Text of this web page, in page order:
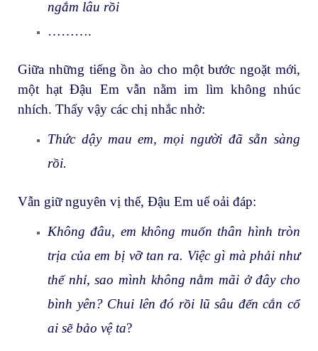
ngắm lâu rồi
……….
Giữa những tiếng ồn ào cho một bước ngoặt mới,
một hạt Đậu Em vẫn nằm im lìm không nhúc
nhích. Thấy vậy các chị nhắc nhở:
Thức dậy mau em, mọi người đã sẵn sàng
rồi.
Vẫn giữ nguyên vị thế, Đậu Em uể oải đáp:
Không đâu, em không muốn thân hình tròn
trịa của em bị vỡ tan ra. Việc gì mà phải như
thế nhỉ, sao mình không nằm mãi ở đây cho
bình yên? Chui lên đó rồi lũ sâu đến cắn cổ
ai sẽ bảo vệ ta?